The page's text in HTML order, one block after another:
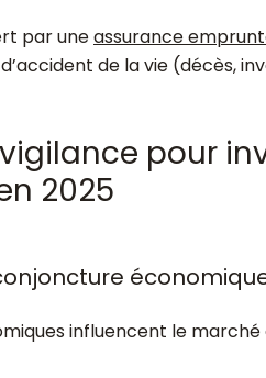
par uneassurance
de la vie (décès,
pour
2025
influencent le